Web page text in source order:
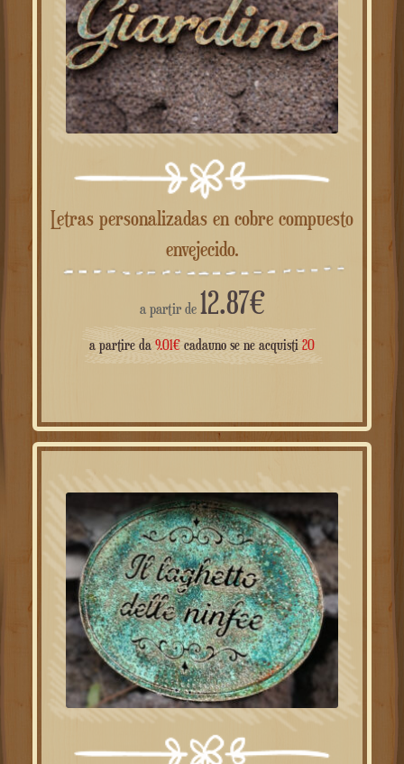
envejecido.
a partir de12.87€
a partire da9.01€ cadauno se ne acquisti